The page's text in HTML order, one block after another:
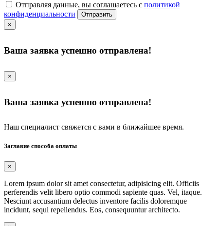
Отправляя данные, вы соглашаетесь с политикой
конфиденциальности
Отправить
×
Ваша заявка успешно отправлена!
×
Ваша заявка успешно отправлена!
Наш специалист свяжется с вами в ближайшее время.
Заглавие способа оплаты
×
Lorem ipsum dolor sit amet consectetur, adipisicing elit. Officiis
perferendis velit libero optio commodi sapiente quas. Vel, itaque.
Nesciunt accusantium delectus inventore facilis doloremque
incidunt, sequi repellendus. Eos, consequuntur architecto.